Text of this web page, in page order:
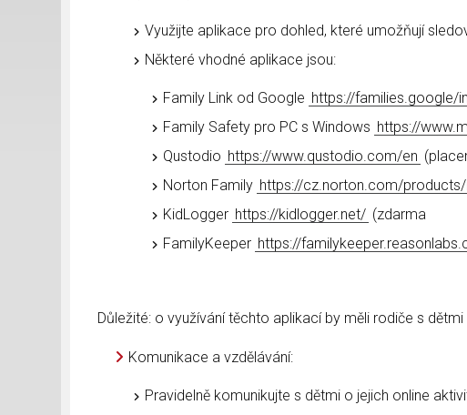
Využijte aplikace pro dohled, které umožňují
Některé vhodné aplikace jsou:
Family Link od Google https://families.google/
Family Safety pro PC s Windows https://
Qustodio https://www.qustodio.com/en
Norton Family https://cz.norton.com/
KidLogger https://kidlogger.net/ (zdarma
FamilyKeeper https://
Důležité: o využívání těchto aplikací by měli rodiče s
Komunikace a vzdělávání:
Pravidelně komunikujte s dětmi o jejich online